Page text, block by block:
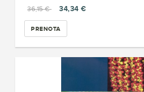
36,15 €
34,34 €
PRENOTA